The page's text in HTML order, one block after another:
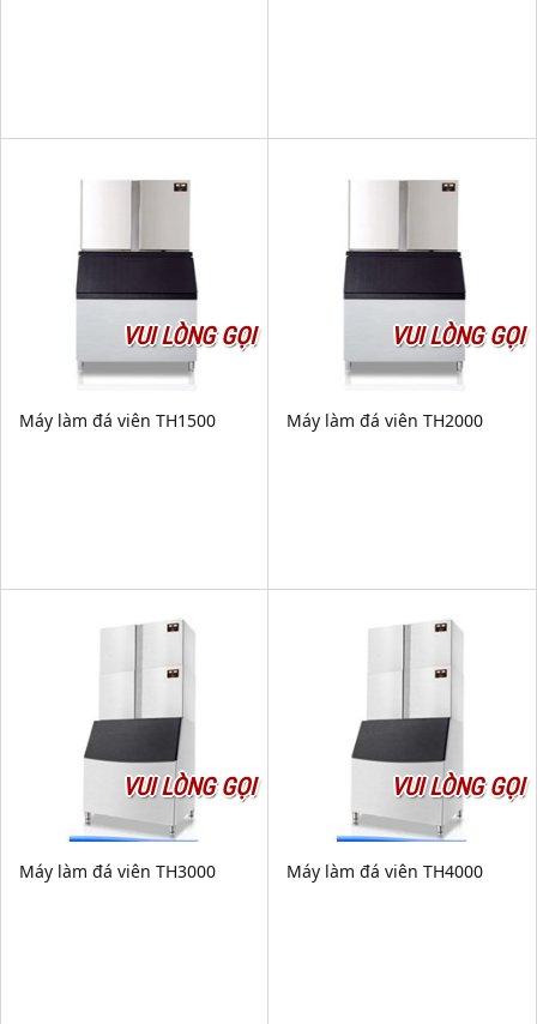
VUI LÒNG GỌI
Máy làm đá viên TH1500
VUI LÒNG GỌI
Máy làm đá viên TH2000
VUI LÒNG GỌI
Máy làm đá viên TH3000
VUI LÒNG GỌI
Máy làm đá viên TH4000